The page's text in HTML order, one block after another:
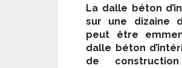
La dalle béton
sur une dizaine
peut être
dalle béton
de